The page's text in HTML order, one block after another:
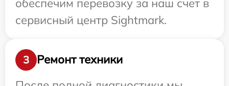
обеспечим перевозку за наш счет в
сервисный центр Sightmark.
3
Ремонт техники